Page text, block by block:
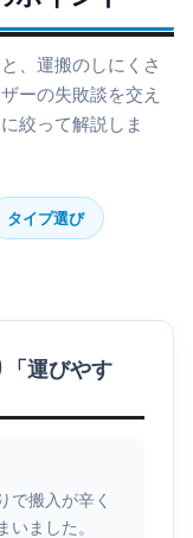
、運搬のしにくさ
ーの失敗談を交え
絞って解説しま
タイプ選び
運びやす
で搬入が辛く
ました。